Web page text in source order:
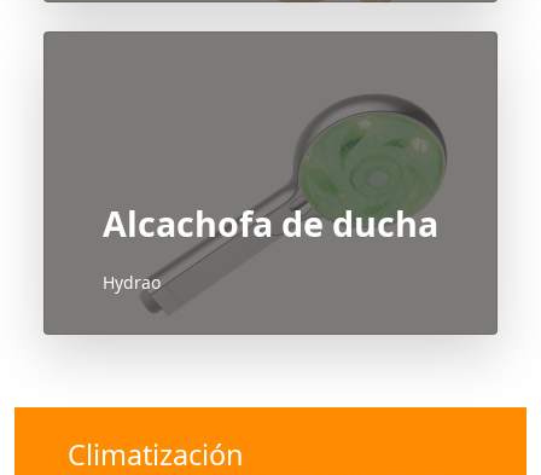
Alcachofa de ducha
Hydrao
Climatización